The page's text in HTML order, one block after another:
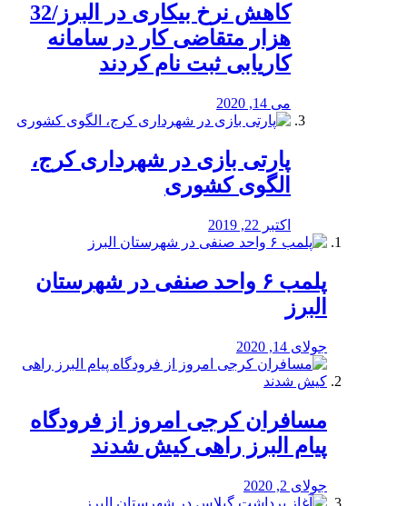
کاهش نرخ بیکاری در البرز/32
هزار متقاضی کار در سامانه
کاریابی ثبت نام کردند
می 14, 2020
پارتی بازی در شهرداری کرج،
الگوی کشوری
اکتبر 22, 2019
پلمب ۶ واحد صنفی در شهرستان
البرز
جولای 14, 2020
مسافران کرجی امروز از فرودگاه
پیام البرز راهی کیش شدند
جولای 2, 2020